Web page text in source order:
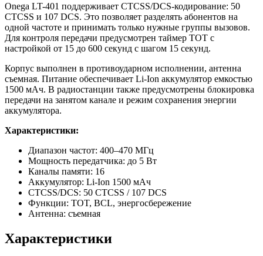
Onega LT-401 поддерживает CTCSS/DCS-кодирование: 50
CTCSS и 107 DCS. Это позволяет разделять абонентов на
одной частоте и принимать только нужные группы вызовов.
Для контроля передачи предусмотрен таймер TOT с
настройкой от 15 до 600 секунд с шагом 15 секунд.
Корпус выполнен в противоударном исполнении, антенна
съемная. Питание обеспечивает Li-Ion аккумулятор емкостью
1500 мАч. В радиостанции также предусмотрены блокировка
передачи на занятом канале и режим сохранения энергии
аккумулятора.
Характеристики:
Диапазон частот: 400–470 МГц
Мощность передатчика: до 5 Вт
Каналы памяти: 16
Аккумулятор: Li-Ion 1500 мАч
CTCSS/DCS: 50 CTCSS / 107 DCS
Функции: TOT, BCL, энергосбережение
Антенна: съемная
Характеристики